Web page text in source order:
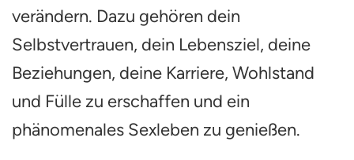
verändern. Dazu gehören dein
Selbstvertrauen, dein Lebensziel, deine
Beziehungen, deine Karriere, Wohlstand
und Fülle zu erschaffen und ein
phänomenales Sexleben zu genießen.